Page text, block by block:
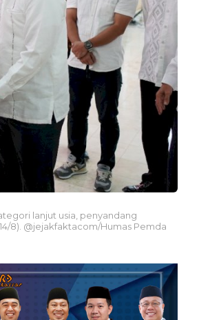
lanjut usia, penyandang
8). @jejakfaktacom/Humas Pemda